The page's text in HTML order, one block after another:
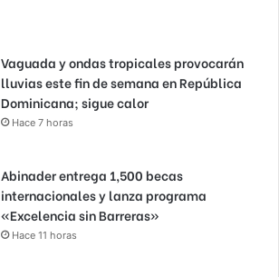
Vaguada y ondas tropicales provocarán
lluvias este fin de semana en República
Dominicana; sigue calor
Hace 7 horas
Abinader entrega 1,500 becas
internacionales y lanza programa
«Excelencia sin Barreras»
Hace 11 horas